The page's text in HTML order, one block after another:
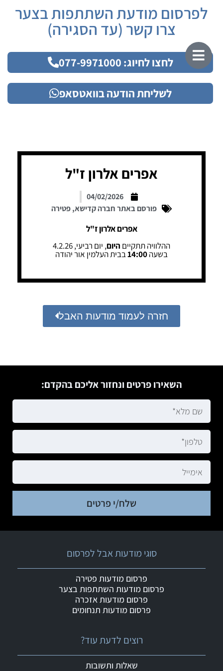
לפרסום מודעת השתתפות בצער
צרו קשר (עד הסגירה)
לחצו לחיוג: 077-9971000
לשליחת הודעה בוואטסאפ
אפרים אלרון ז"ל
04/02/2026
פורסם באתר חברה קדישא,פטירה
אפרים אלרון ז"ל
ההלוויה תתקיים היום , יום רביעי, 4.2.26
בשעה14:00בבית העלמין אור יהודה
חזרה לעמוד מודעות האבל
השאירו פרטים ונחזור אליכם בהקדם:
שלח/י פרטים
רוצים לדעת עוד?
שאלות ותשובות
סוגי מודעות אבל לפרסום
פרסום מודעות פטירה
פרסום מודעות השתתפות בצער
פרסום מודעות אזכרה
פרסום מודעות תנחומים